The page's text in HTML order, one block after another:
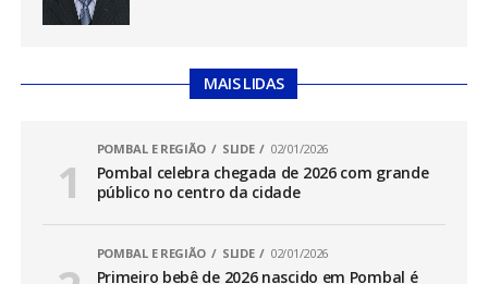
MAIS LIDAS
POMBAL E REGIÃO SLIDE 02/01/2026
Pombal celebra chegada de 2026 com grande
público no centro da cidade
POMBAL E REGIÃO SLIDE 02/01/2026
Primeiro bebê de 2026 nascido em Pombal é